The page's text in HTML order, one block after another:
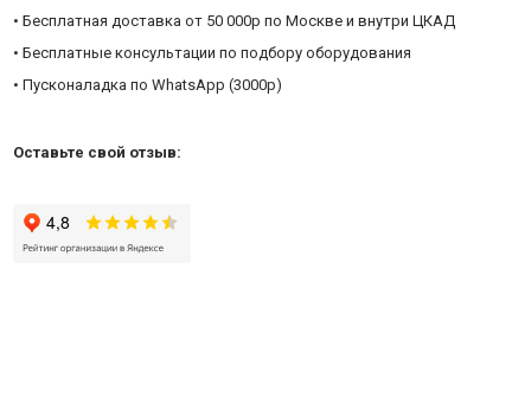
• Бесплатная доставка от 50 000р по Москве и внутри ЦКАД
• Бесплатные консультации по подбору оборудования
• Пусконаладка по WhatsApp (3000р)
Оставьте свой отзыв: